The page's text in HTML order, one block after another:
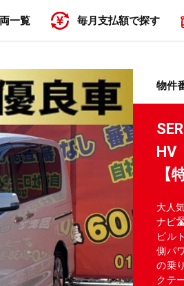
一覧 毎月支払額で探す
物件
【
大人
ナビ
ビル
側パ
の乗
クテ